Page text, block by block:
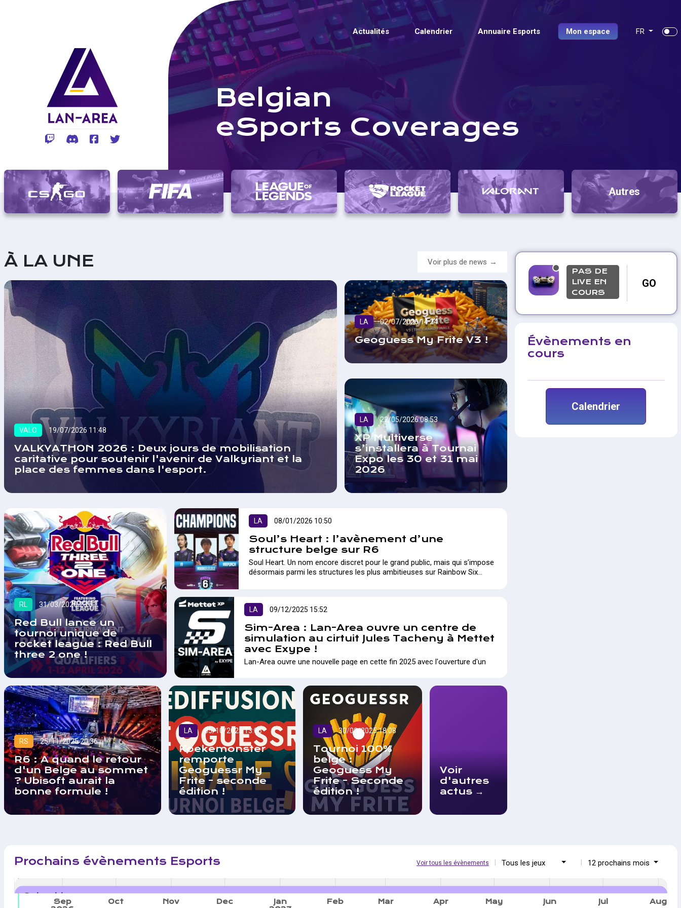
Rejoignez-vous sur Twitch
Rejoignez-vous sur Discord
Rejoignez-vous sur Facebook
Rejoignez-vous sur Twitter
Actualités Calendrier Annuaire Esports Mon espace FR
Belgian
eSports Coverages
Autres
À LA UNE Voir plus de news
VALO 19/07/2026 11:48
VALKYATHON 2026 : Deux jours de mobilisation
caritative pour soutenir l'avenir de Valkyriant et la
place des femmes dans l'esport.
LA 02/07/2026 14:24
Geoguess My Frite V3 !
LA 22/05/2026 08:53
XP Multiverse
s’installera à Tournai
Expo les 30 et 31 mai
2026
RL 31/03/2026 23:51
Red Bull lance un
tournoi unique de
rocket league : Red Bull
three 2 one !
LA 08/01/2026 10:50
Soul’s Heart : l’avènement d’une
structure belge sur R6
Soul Heart. Un nom encore discret pour le grand public, mais qui s’impose
désormais parmi les structures les plus ambitieuses sur Rainbow Six
LA 09/12/2025 15:52
Sim-Area : Lan-Area ouvre un centre de
simulation au cirtuit Jules Tacheny à Mettet
avec Exype !
Lan-Area ouvre une nouvelle page en cette fin 2025 avec l'ouverture d'un
RS 25/11/2025 20:36
R6 : A quand le retour
d'un Belge au sommet
? Ubisoft aurait la
bonne formule !
LA 05/10/2025 13:06
Koekemonster
remporte
Geoguessr My
Frite - seconde
édition !
LA 30/09/2025 18:08
Tournoi 100%
belge :
Geoguess My
Frite - Seconde
édition !
Voir
d'autres
actus
PAS DE
LIVE EN
COURS
GO
Évènements en
cours
Calendrier
Prochains évènements Esports Voir tous les évènements Tous les jeux 12 prochains mois
Sep
Oct Nov Dec Jan Feb Mar Apr May Jun Jul Aug
Calendrier